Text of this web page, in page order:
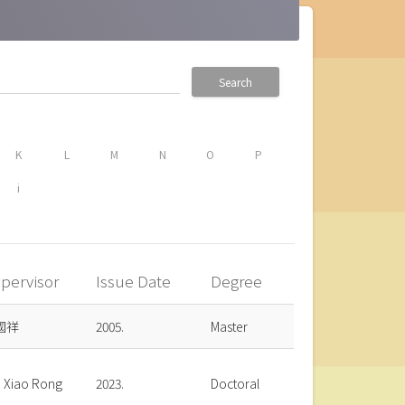
Search
K L M N O P
i
Issue Date Degree
祥 2005. Master
Xiao Rong 2023. Doctoral